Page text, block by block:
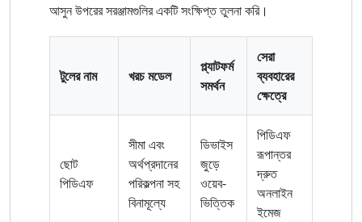
আসুন উপরের সরঞ্জামগুলির একটি সংক্ষিপ্ত তুলনা করি।
টুলের নাম খরচ মডেল
প্ল্যাটফর্ম
সমর্থন
সেরা
ব্যবহারের
ক্ষেত্রে
ছোট
পিডিএফ
সীমা এবং
অর্থপ্রদানের
পরিকল্পনা সহ
বিনামূল্যে
ডিভাইস
জুড়ে
ওয়েব-
ভিত্তিক
পিডিএফ
রূপান্তর
দ্রুত
অনলাইন
ইমেজ